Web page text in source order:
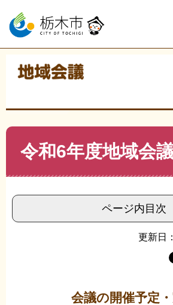
ー
の
ニ
ー
て
本
現在地
令
実績
令和6年度地域会
ページ内目次
更新日
会議の開催予定